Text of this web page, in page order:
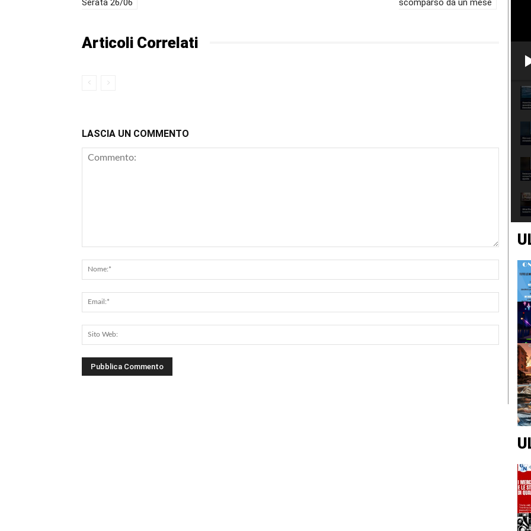
Serata 26/06
scomparso da un mese
Articoli Correlati
LASCIA UN COMMENTO
Nome:*
Email:*
Web: